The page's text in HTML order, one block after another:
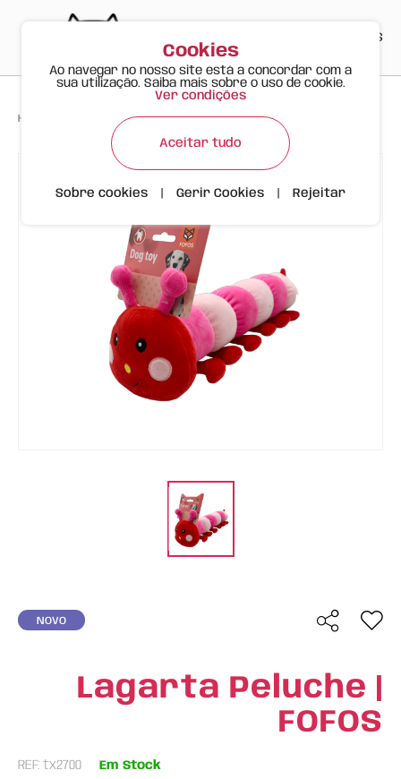
ES
Happy Meow Produtos > > Lagarta Peluche | FOFOS
NOVO
Lagarta Peluche |
FOFOS
REF: tx2700 Em Stock
Cookies
Ao navegar no nosso site está a concordar com a
sua utilização. Saiba mais sobre o uso de cookie.
Ver condições
Aceitar tudo
Sobre cookies Gerir Cookies Rejeitar